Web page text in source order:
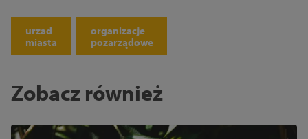
urzad
miasta
organizacje
pozarządowe
Zobacz również